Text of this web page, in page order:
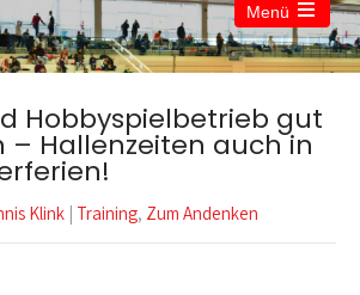
Menü
Open
the
main
Hobbyspielbetrieb gut
Hallenzeiten auch in
Klink | Training, Zum Andenken